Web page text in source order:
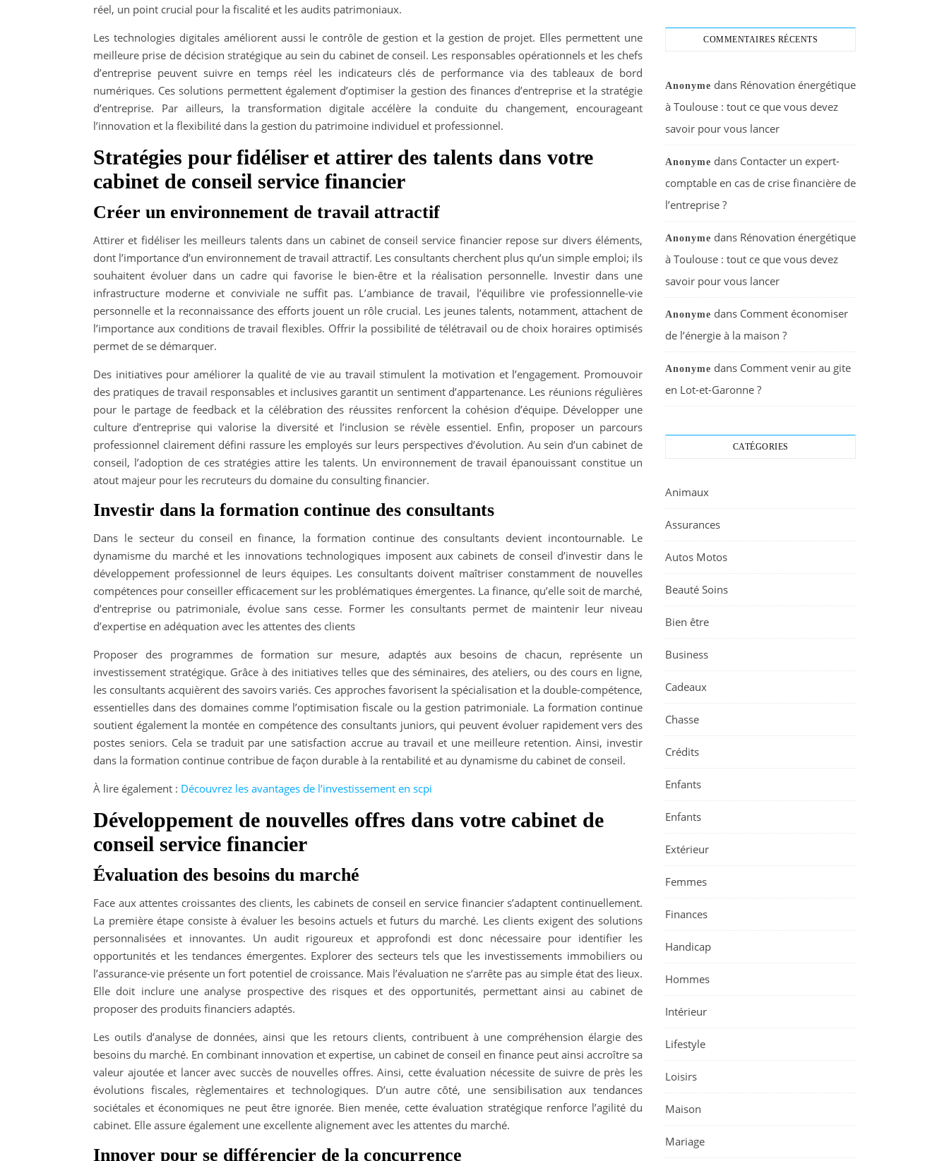
réel, un point crucial pour la fiscalité et les audits patrimoniaux.
Les technologies digitales améliorent aussi le contrôle de gestion et la gestion de projet. Elles permettent une
meilleure prise de décision stratégique au sein du cabinet de conseil. Les responsables opérationnels et les chefs
d’entreprise peuvent suivre en temps réel les indicateurs clés de performance via des tableaux de bord
numériques. Ces solutions permettent également d’optimiser la gestion des finances d’entreprise et la stratégie
d’entreprise. Par ailleurs, la transformation digitale accélère la conduite du changement, encourageant
l’innovation et la flexibilité dans la gestion du patrimoine individuel et professionnel.
Stratégies pour fidéliser et attirer des talents dans votre
cabinet de conseil service financier
Créer un environnement de travail attractif
Attirer et fidéliser les meilleurs talents dans un cabinet de conseil service financier repose sur divers éléments,
dont l’importance d’un environnement de travail attractif. Les consultants cherchent plus qu’un simple emploi; ils
souhaitent évoluer dans un cadre qui favorise le bien-être et la réalisation personnelle. Investir dans une
infrastructure moderne et conviviale ne suffit pas. L’ambiance de travail, l’équilibre vie professionnelle-vie
personnelle et la reconnaissance des efforts jouent un rôle crucial. Les jeunes talents, notamment, attachent de
l’importance aux conditions de travail flexibles. Offrir la possibilité de télétravail ou de choix horaires optimisés
permet de se démarquer.
Des initiatives pour améliorer la qualité de vie au travail stimulent la motivation et l’engagement. Promouvoir
des pratiques de travail responsables et inclusives garantit un sentiment d’appartenance. Les réunions régulières
pour le partage de feedback et la célébration des réussites renforcent la cohésion d’équipe. Développer une
culture d’entreprise qui valorise la diversité et l’inclusion se révèle essentiel. Enfin, proposer un parcours
professionnel clairement défini rassure les employés sur leurs perspectives d’évolution. Au sein d’un cabinet de
conseil, l’adoption de ces stratégies attire les talents. Un environnement de travail épanouissant constitue un
atout majeur pour les recruteurs du domaine du consulting financier.
Investir dans la formation continue des consultants
Dans le secteur du conseil en finance, la formation continue des consultants devient incontournable. Le
dynamisme du marché et les innovations technologiques imposent aux cabinets de conseil d’investir dans le
développement professionnel de leurs équipes. Les consultants doivent maîtriser constamment de nouvelles
compétences pour conseiller efficacement sur les problématiques émergentes. La finance, qu’elle soit de marché,
d’entreprise ou patrimoniale, évolue sans cesse. Former les consultants permet de maintenir leur niveau
d’expertise en adéquation avec les attentes des clients
Proposer des programmes de formation sur mesure, adaptés aux besoins de chacun, représente un
investissement stratégique. Grâce à des initiatives telles que des séminaires, des ateliers, ou des cours en ligne,
les consultants acquièrent des savoirs variés. Ces approches favorisent la spécialisation et la double-compétence,
essentielles dans des domaines comme l’optimisation fiscale ou la gestion patrimoniale. La formation continue
soutient également la montée en compétence des consultants juniors, qui peuvent évoluer rapidement vers des
postes seniors. Cela se traduit par une satisfaction accrue au travail et une meilleure retention. Ainsi, investir
dans la formation continue contribue de façon durable à la rentabilité et au dynamisme du cabinet de conseil.
À lire également : Découvrez les avantages de l’investissement en scpi
Développement de nouvelles offres dans votre cabinet de
conseil service financier
Évaluation des besoins du marché
Face aux attentes croissantes des clients, les cabinets de conseil en service financier s’adaptent continuellement.
La première étape consiste à évaluer les besoins actuels et futurs du marché. Les clients exigent des solutions
personnalisées et innovantes. Un audit rigoureux et approfondi est donc nécessaire pour identifier les
opportunités et les tendances émergentes. Explorer des secteurs tels que les investissements immobiliers ou
l’assurance-vie présente un fort potentiel de croissance. Mais l’évaluation ne s’arrête pas au simple état des lieux.
Elle doit inclure une analyse prospective des risques et des opportunités, permettant ainsi au cabinet de
proposer des produits financiers adaptés.
Les outils d’analyse de données, ainsi que les retours clients, contribuent à une compréhension élargie des
besoins du marché. En combinant innovation et expertise, un cabinet de conseil en finance peut ainsi accroître sa
valeur ajoutée et lancer avec succès de nouvelles offres. Ainsi, cette évaluation nécessite de suivre de près les
évolutions fiscales, règlementaires et technologiques. D’un autre côté, une sensibilisation aux tendances
sociétales et économiques ne peut être ignorée. Bien menée, cette évaluation stratégique renforce l’agilité du
cabinet. Elle assure également une excellente alignement avec les attentes du marché.
Innover pour se différencier de la concurrence
COMMENTAIRES RÉCENTS
Anonyme dans Rénovation énergétique
à Toulouse : tout ce que vous devez
savoir pour vous lancer
Anonyme dans Contacter un expert-
comptable en cas de crise financière de
l’entreprise ?
Anonyme dans Rénovation énergétique
à Toulouse : tout ce que vous devez
savoir pour vous lancer
Anonyme dans Comment économiser
de l’énergie à la maison ?
Anonyme dans Comment venir au gite
en Lot-et-Garonne ?
CATÉGORIES
Animaux
Assurances
Autos Motos
Beauté Soins
Bien être
Business
Cadeaux
Chasse
Crédits
Enfants
Enfants
Extérieur
Femmes
Finances
Handicap
Hommes
Intérieur
Lifestyle
Loisirs
Maison
Mariage